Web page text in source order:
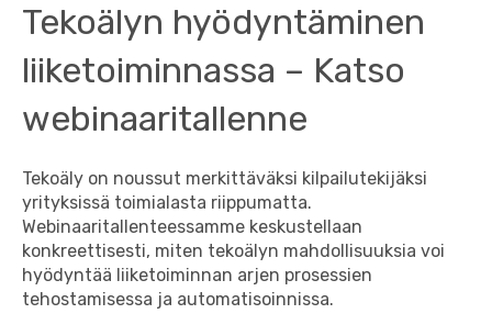
Tekoälyn hyödyntäminen
liiketoiminnassa – Katso
webinaaritallenne
Tekoäly on noussut merkittäväksi kilpailutekijäksi
yrityksissä toimialasta riippumatta.
Webinaaritallenteessamme keskustellaan
konkreettisesti, miten tekoälyn mahdollisuuksia voi
hyödyntää liiketoiminnan arjen prosessien
tehostamisessa ja automatisoinnissa.